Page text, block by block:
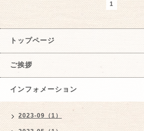
1
トップページ
ご挨拶
インフォメーション
2023-09（1）